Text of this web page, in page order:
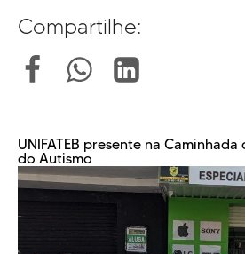
Compartilhe:
UNIFATEB presente na
do Autismo